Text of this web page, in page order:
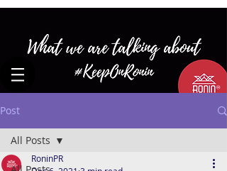
Post
All Posts
RoninPR